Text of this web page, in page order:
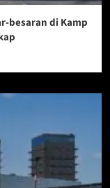
besaran di Kamp